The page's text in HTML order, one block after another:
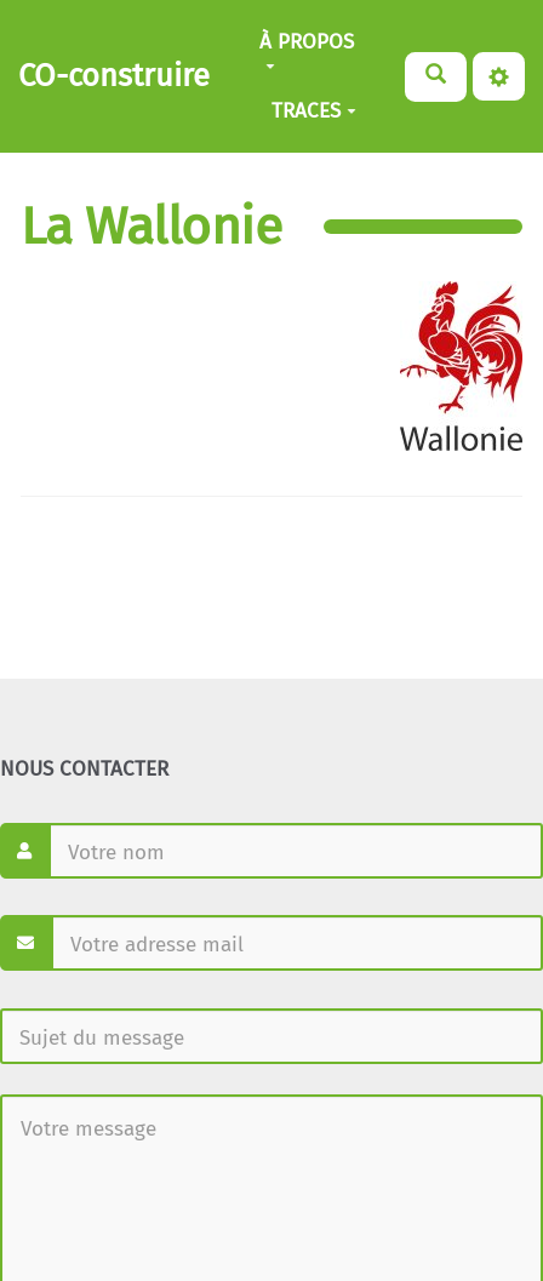
Aller au contenu principal
CO-construire
À PROPOS
TRACES
La Wallonie
NOUS CONTACTER